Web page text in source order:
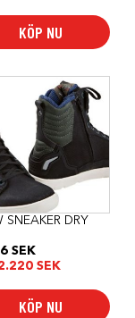
KÖP NU
SNEAKER DRY
SEK
SEK
KÖP NU